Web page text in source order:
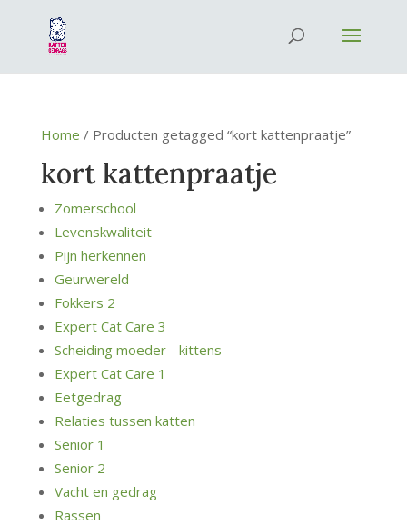
Home / Producten getagged “kort kattenpraatje”
kort kattenpraatje
Zomerschool
Levenskwaliteit
Pijn herkennen
Geurwereld
Fokkers 2
Expert Cat Care 3
Scheiding moeder - kittens
Expert Cat Care 1
Eetgedrag
Relaties tussen katten
Senior 1
Senior 2
Vacht en gedrag
Rassen